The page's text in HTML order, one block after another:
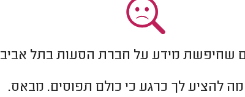
שחיפשת מידע על חברת הסעות בתל אביב
מה להציע לך כרגע כי כולם תפוסים. מבאס.